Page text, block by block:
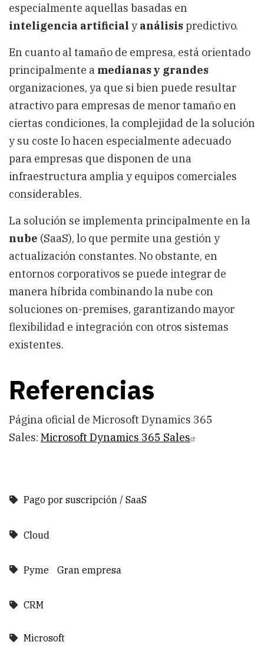
especialmente aquellas basadas en
inteligencia artificial y análisispredictivo.
En cuanto al tamaño de empresa, está orientado
principalmente a medianas y grandes
organizaciones, ya que si bien puede resultar
atractivo para empresas de menor tamaño en
ciertas condiciones, la complejidad de la solución
y su coste lo hacen especialmente adecuado
para empresas que disponen de una
infraestructura amplia y equipos comerciales
considerables.
La solución se implementa principalmente en la
nube (SaaS), lo que permite una gestión y
actualización constantes. No obstante, en
entornos corporativos se puede integrar de
manera híbrida combinando la nube con
soluciones on-premises, garantizando mayor
flexibilidad e integración con otros sistemas
existentes.
Referencias
Página oficial de Microsoft Dynamics 365
Sales: Microsoft Dynamics 365 Sales
Pago por suscripción / SaaS
Cloud
Pyme Gran empresa
CRM
Microsoft